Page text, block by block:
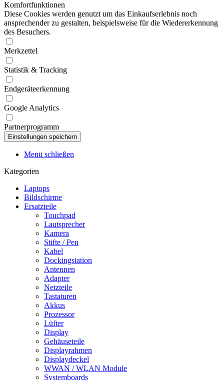
Komfortfunktionen
Diese Cookies werden genutzt um das Einkaufserlebnis noch
ansprechender zu gestalten, beispielsweise für die Wiedererkennung
des Besuchers.
Merkzettel
Statistik & Tracking
Endgeräteerkennung
Google Analytics
Partnerprogramm
Menü schließen
Kategorien
Laptops
Bildschirme
Ersatzteile
Touchpad
Lautsprecher
Kamera
Stifte / Pen
Kabel
Dockingstation
Antennen
Adapter
Netzteile
Tastaturen
Akkus
Prozessor
Lüfter
Display
Gehäuseteile
Displayrahmen
Displaydeckel
WWAN / WLAN Module
Systemboards